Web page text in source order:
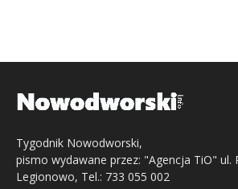
Tygodnik Nowodworski,
pismo wydawane przez: "Agencja TiO" ul.
Legionowo, Tel.: 733 055 002